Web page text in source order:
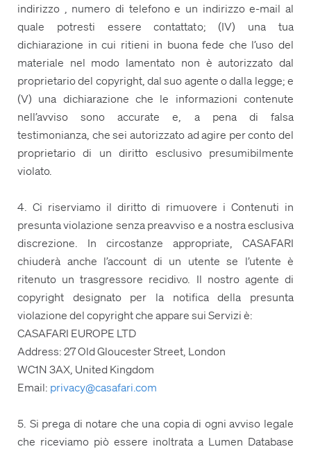
indirizzo , numero di telefono e un indirizzo e-mail al
quale potresti essere contattato; (IV) una tua
dichiarazione in cui ritieni in buona fede che l’uso del
materiale nel modo lamentato non è autorizzato dal
proprietario del copyright, dal suo agente o dalla legge; e
(V) una dichiarazione che le informazioni contenute
nell’avviso sono accurate e, a pena di falsa
testimonianza, che sei autorizzato ad agire per conto del
proprietario di un diritto esclusivo presumibilmente
violato.
4. Ci riserviamo il diritto di rimuovere i Contenuti in
presunta violazione senza preavviso e a nostra esclusiva
discrezione. In circostanze appropriate, CASAFARI
chiuderà anche l’account di un utente se l’utente è
ritenuto un trasgressore recidivo. Il nostro agente di
copyright designato per la notifica della presunta
violazione del copyright che appare sui Servizi è:
CASAFARI EUROPE LTD
Address: 27 Old Gloucester Street, London
WC1N 3AX, United Kingdom
Email: privacy@casafari.com
5. Si prega di notare che una copia di ogni avviso legale
che riceviamo piò essere inoltrata a Lumen Database